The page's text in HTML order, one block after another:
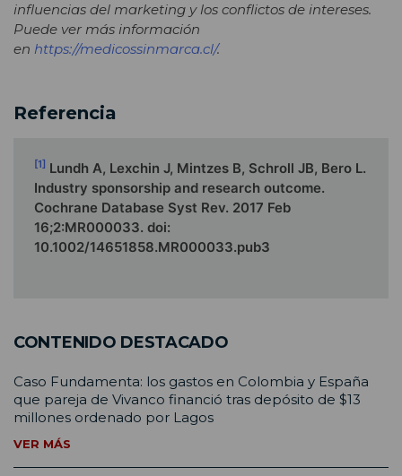
influencias del marketing y los conflictos de intereses.
Puede ver más información
en https://medicossinmarca.cl/.
Referencia
[1] Lundh A, Lexchin J, Mintzes B, Schroll JB, Bero L.
Industry sponsorship and research outcome.
Cochrane Database Syst Rev. 2017 Feb
16;2:MR000033. doi:
10.1002/14651858.MR000033.pub3
CONTENIDO DESTACADO
Caso Fundamenta: los gastos en Colombia y España
que pareja de Vivanco financió tras depósito de $13
millones ordenado por Lagos
VER MÁS